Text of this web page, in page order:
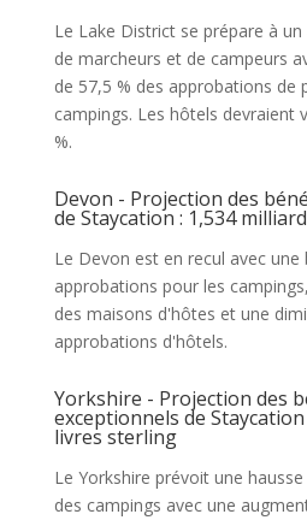
Le Lake District se prépare à
de marcheurs et de campeurs
de 57,5 % des approbations de
campings. Les hôtels devraient
%.
Devon - Projection des
de Staycation : 1,534
Le Devon est en recul avec une
approbations pour les
des maisons d'hôtes et une
approbations d'hôtels.
Yorkshire - Projection des
exceptionnels de
livres sterling
Le Yorkshire prévoit une
des campings avec une